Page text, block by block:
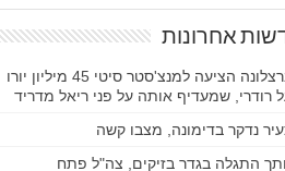
אחרונות
ברצלונה הציעה למנצ'סטר סיטי 45 מיליון יורו
רודרי, שמעדיף אותה על פני ריאל מדריד
נדקר בדימונה, מצבו קשה
התגלה בגדר בזיקים, צה"ל פתח